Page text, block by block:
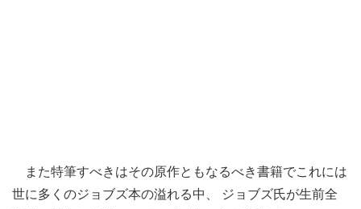
また特筆すべきはその原作ともなるべき書籍でこれには
世に多くのジョブズ本の溢れる中、 ジョブズ氏が生前全